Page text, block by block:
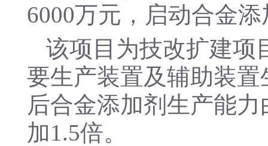
6000万元，启动合金
该项目为技改扩建项
要生产装置及辅助装
后合金添加剂生产能
加1.5倍。